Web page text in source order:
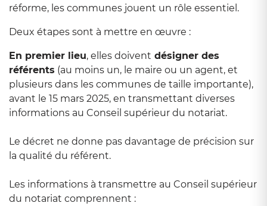
réforme, les communes jouent un rôle essentiel.
Deux étapes sont à mettre en œuvre :
En premier lieu, elles doivent désigner des
référents (au moins un, le maire ou un agent, et
plusieurs dans les communes de taille importante),
avant le 15 mars 2025, en transmettant diverses
informations au Conseil supérieur du notariat.
Le décret ne donne pas davantage de précision sur
la qualité du référent.
Les informations à transmettre au Conseil supérieur
du notariat comprennent :